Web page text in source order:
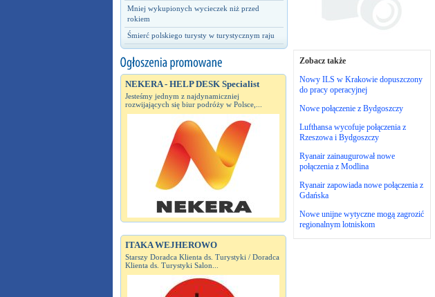
Mniej wykupionych wycieczek niż przed
rokiem
Śmierć polskiego turysty w turystycznym raju
NEKERA - HELP DESK Specialist
Jesteśmy jednym z najdynamiczniej
rozwijających się biur podróży w Polsce,...
ITAKA WEJHEROWO
Starszy Doradca Klienta ds. Turystyki / Doradca
Klienta ds. Turystyki Salon...
Zobacz także
Nowy ILS w Krakowie dopuszczony
do pracy operacyjnej
Nowe połączenie z Bydgoszczy
Lufthansa wycofuje połączenia z
Rzeszowa i Bydgoszczy
Ryanair zainaugurował nowe
połączenia z Modlina
Ryanair zapowiada nowe połączenia z
Gdańska
Nowe unijne wytyczne mogą zagrozić
regionalnym lotniskom